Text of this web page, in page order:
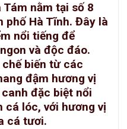
Tám nằm tại số 8
phố Hà Tĩnh. Đây là
nổi tiếng để
và độc đáo.
biến từ các
đậm hương vị
đặc biệt nổi
cá lóc, với hương vị
cá tươi.